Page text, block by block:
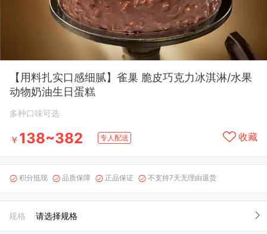
【用料扎实口感细腻】雀巢 脆皮巧克力冰淇淋/水果
动物奶油生日蛋糕
多种口味可选
￥ 138~382 专人配送 收藏
 积分抵现  品质保障  正品保证  不支持7天无理由退货
规格 请选择规格